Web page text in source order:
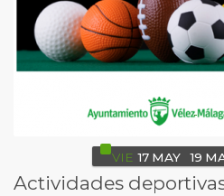
VIE 17 MAY 19
Actividades